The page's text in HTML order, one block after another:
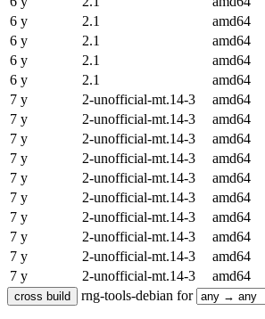
6 y
2.1 amd64
6 y
2.1 amd64
6 y
2.1 amd64
6 y
2.1 amd64
7 y
2-unofficial-mt.14-3 amd64
7 y
2-unofficial-mt.14-3 amd64
7 y
2-unofficial-mt.14-3 amd64
7 y
2-unofficial-mt.14-3 amd64
7 y
2-unofficial-mt.14-3 amd64
7 y
2-unofficial-mt.14-3 amd64
7 y
2-unofficial-mt.14-3 amd64
7 y
2-unofficial-mt.14-3 amd64
7 y
2-unofficial-mt.14-3 amd64
7 y
2-unofficial-mt.14-3 amd64
rng-tools-debian for